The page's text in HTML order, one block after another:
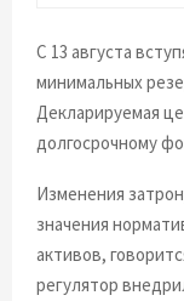
С 13 августа
минимальных
Декларируемая
долгосрочному
Изменения
значения
активов,
регулятор